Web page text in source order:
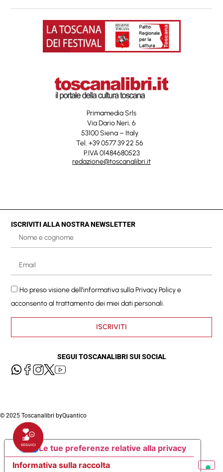
Primamedia Srls
Via Dario Neri, 6
53100 Siena – Italy
Tel. +39 0577 39 22 56
P.IVA 01484680523
redazione@toscanalibri.it
ISCRIVITI ALLA NOSTRA NEWSLETTER
Ho preso visione dell'informativa sullaPrivacy Policye
acconsento al trattamento dei miei dati personali.
ISCRIVITI
SEGUI TOSCANALIBRI SUI SOCIAL
© 2025 Toscanalibri byQuantico
Informativa sulla raccolta
Le tue preferenze relative alla privacy